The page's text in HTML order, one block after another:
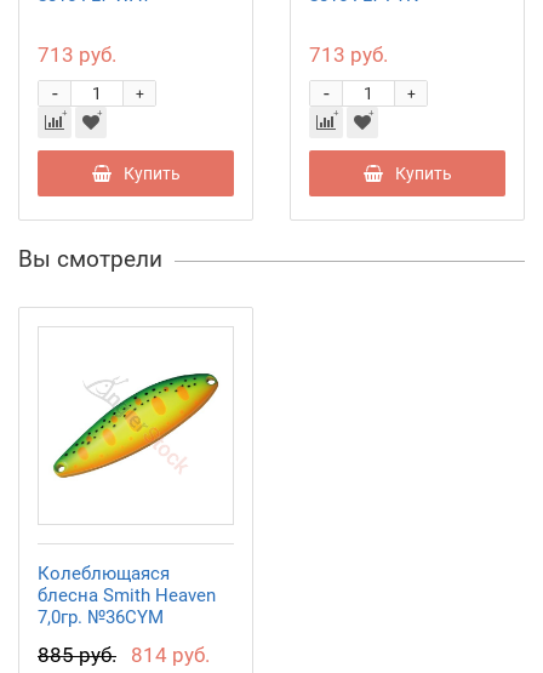
713 руб.
+
-
Купить
713 руб.
+
-
Купить
Вы смотрели
Колеблющаяся
блесна Smith Heaven
7,0гр. №36CYM
885 руб. 814 руб.